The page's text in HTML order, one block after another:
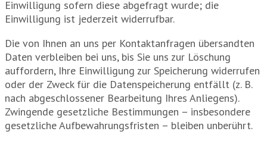
Einwilligung sofern diese abgefragt wurde; die
Einwilligung ist jederzeit widerrufbar.
Die von Ihnen an uns per Kontaktanfragen übersandten
Daten verbleiben bei uns, bis Sie uns zur Löschung
auffordern, Ihre Einwilligung zur Speicherung widerrufen
oder der Zweck für die Datenspeicherung entfällt (z. B.
nach abgeschlossener Bearbeitung Ihres Anliegens).
Zwingende gesetzliche Bestimmungen – insbesondere
gesetzliche Aufbewahrungsfristen – bleiben unberührt.